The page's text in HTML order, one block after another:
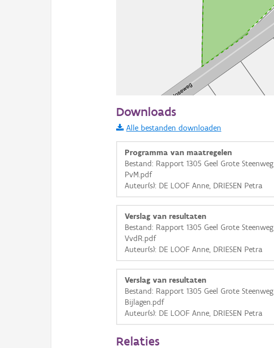
Informatie Vlaanderen
i
+
Basis Lagen
Ortho
GRB-Basiskaart
Downloads
Alle bestanden downloaden
Programma van maatregelen
Bestand: Rapport 1305 Geel Grote Steenweg
PvM.pdf
Auteur(s): DE LOOF Anne, DRIESEN Petra
Verslag van resultaten
Bestand: Rapport 1305 Geel Grote Steenweg
VvdR.pdf
Auteur(s): DE LOOF Anne, DRIESEN Petra
Verslag van resultaten
Bestand: Rapport 1305 Geel Grote Steenweg
Bijlagen.pdf
Auteur(s): DE LOOF Anne, DRIESEN Petra
Relaties